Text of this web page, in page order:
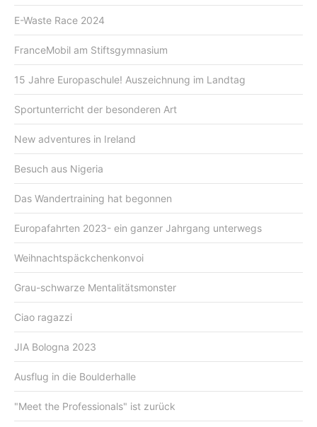
E-Waste Race 2024
FranceMobil am Stiftsgymnasium
15 Jahre Europaschule! Auszeichnung im Landtag
Sportunterricht der besonderen Art
New adventures in Ireland
Besuch aus Nigeria
Das Wandertraining hat begonnen
Europafahrten 2023- ein ganzer Jahrgang unterwegs
Weihnachtspäckchenkonvoi
Grau-schwarze Mentalitätsmonster
Ciao ragazzi
JIA Bologna 2023
Ausflug in die Boulderhalle
"Meet the Professionals" ist zurück